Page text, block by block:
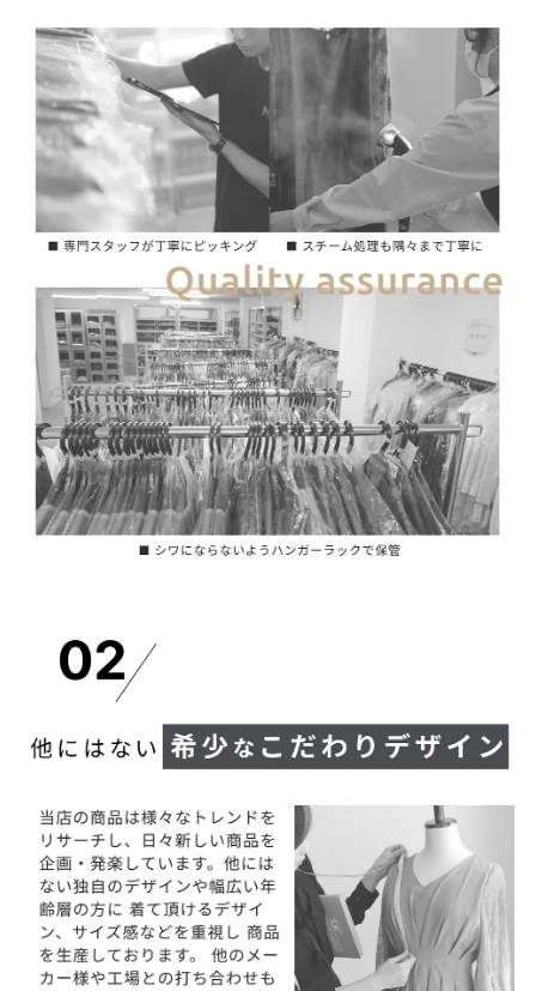
付属品 なし
実寸サ
イズ
商品を平置きにし、メジャーにて手作業による採寸をし
ております。
若干の誤差が出る場合がございます。 サイズ等でご不明
な点はお問い合わせください。
☆大小のパールと大きめのビジューを使用しました。